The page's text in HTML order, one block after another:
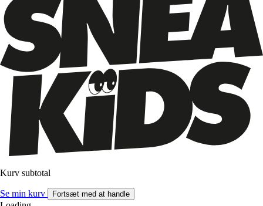
Kurv subtotal
Se min kurv Fortsæt med at handle